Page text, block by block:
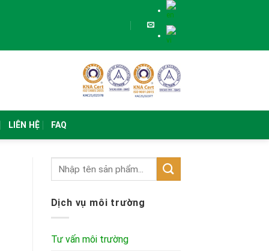
LIÊN HỆ FAQ
Dịch vụ môi trường
Tư vấn môi trường